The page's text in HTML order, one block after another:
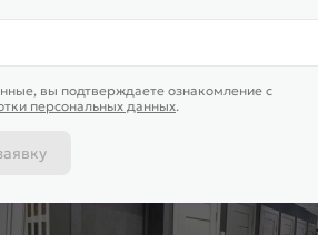
вы подтверждаете ознакомление c
персональных данных.